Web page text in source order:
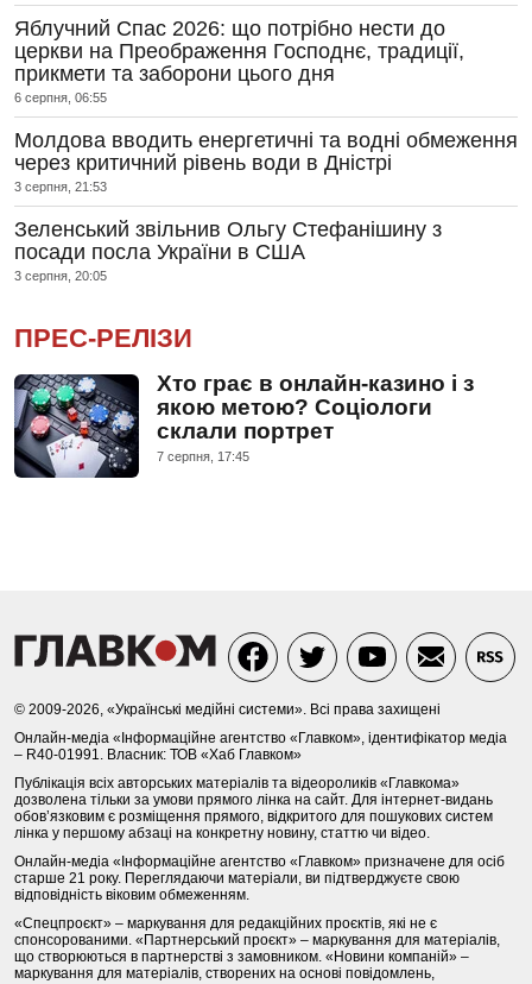
Яблучний Спас 2026: що потрібно нести до
церкви на Преображення Господнє, традиції,
прикмети та заборони цього дня
6 серпня, 06:55
Молдова вводить енергетичні та водні обмеження
через критичний рівень води в Дністрі
3 серпня, 21:53
Зеленський звільнив Ольгу Стефанішину з
посади посла України в США
3 серпня, 20:05
ПРЕС-РЕЛІЗИ
Хто грає в онлайн-казино і з
якою метою? Соціологи
склали портрет
7 серпня, 17:45
© 2009-2026, «Українські медійні системи». Всі права захищені
Онлайн-медіа «Інформаційне агентство «Главком», ідентифікатор медіа
– R40-01991. Власник: ТОВ «Хаб Главком»
Публікація всіх авторських матеріалів та відеороликів «Главкома»
дозволена тільки за умови прямого лінка на сайт. Для інтернет-видань
обов’язковим є розміщення прямого, відкритого для пошукових систем
лінка у першому абзаці на конкретну новину, статтю чи відео.
Онлайн-медіа «Інформаційне агентство «Главком» призначене для осіб
старше 21 року. Переглядаючи матеріали, ви підтверджуєте свою
відповідність віковим обмеженням.
«Спецпроєкт» – маркування для редакційних проєктів, які не є
спонсорованими. «Партнерський проєкт» – маркування для матеріалів,
що створюються в партнерстві з замовником. «Новини компаній» –
маркування для матеріалів, створених на основі повідомлень,